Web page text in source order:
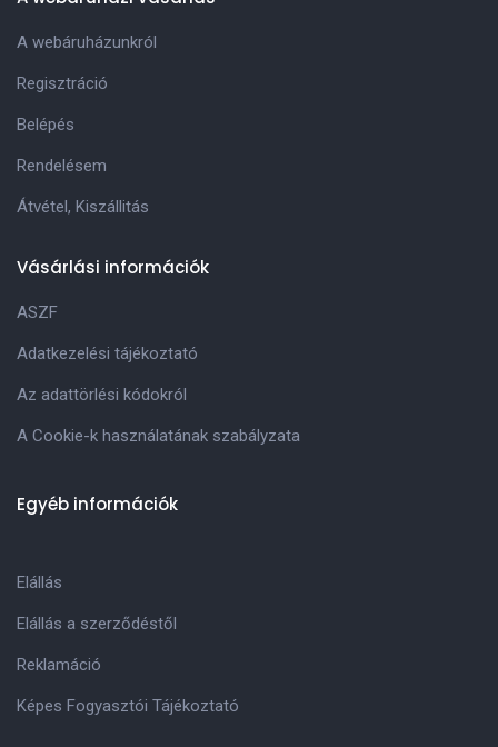
A webáruházunkról
Regisztráció
Belépés
Rendelésem
Átvétel, Kiszállitás
Vásárlási információk
ASZF
Adatkezelési tájékoztató
Az adattörlési kódokról
A Cookie-k használatának szabályzata
Egyéb információk
Elállás
Elállás a szerződéstől
Reklamáció
Képes Fogyasztói Tájékoztató